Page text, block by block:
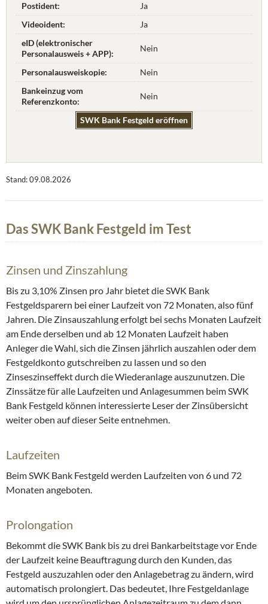
Postident:
Ja
Videoident:
Ja
eID (elektronischer
Personalausweis + APP):
Nein
Personalausweiskopie:
Nein
Bankeinzug vom
Referenzkonto:
Nein
SWK Bank Festgeld eröffnen
Stand: 09.08.2026
Das SWK Bank Festgeld im Test
Zinsen und Zinszahlung
Bis zu 3,10% Zinsen pro Jahr bietet die SWK Bank
Festgeldsparern bei einer Laufzeit von 72 Monaten, also fünf
Jahren. Die Zinsauszahlung erfolgt bei sechs Monaten Laufzeit
am Ende derselben und ab 12 Monaten Laufzeit haben
Anleger die Wahl, sich die Zinsen jährlich auszahlen oder dem
Festgeldkonto gutschreiben zu lassen und so den
Zinseszinseffekt durch die Wiederanlage auszunutzen. Die
Zinssätze für alle Laufzeiten und Anlagesummen beim SWK
Bank Festgeld können interessierte Leser der Zinsübersicht
weiter oben auf dieser Seite entnehmen.
Laufzeiten
Beim SWK Bank Festgeld werden Laufzeiten von 6 und 72
Monaten angeboten.
Prolongation
Bekommt die SWK Bank bis zu drei Bankarbeitstage vor Ende
der Laufzeit keine Beauftragung durch den Kunden, das
Festgeld auszuzahlen oder den Anlagebetrag zu ändern, wird
automatisch prolongiert. Das bedeutet, Ihre Festgeldanlage